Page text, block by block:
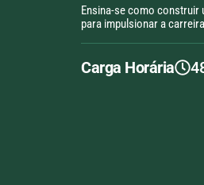
Ensina-se como construir
para impulsionar a
Carga Horária